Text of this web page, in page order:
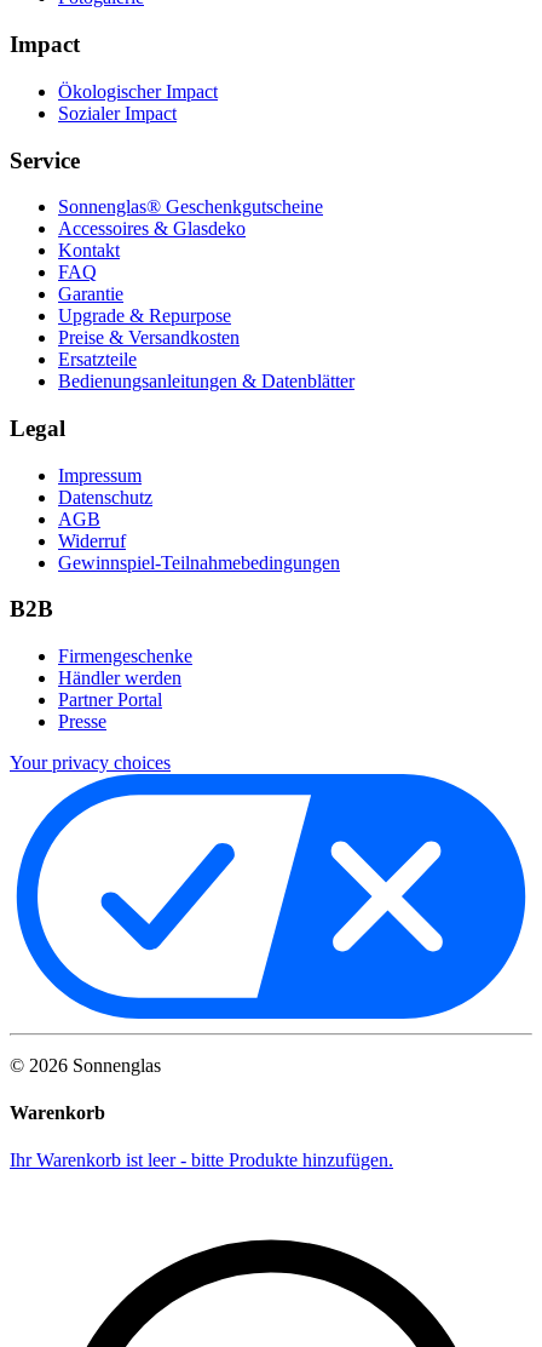
Impact
Ökologischer Impact
Sozialer Impact
Service
Sonnenglas® Geschenkgutscheine
Accessoires & Glasdeko
Kontakt
FAQ
Garantie
Upgrade & Repurpose
Preise & Versandkosten
Ersatzteile
Bedienungsanleitungen & Datenblätter
Legal
Impressum
Datenschutz
AGB
Widerruf
Gewinnspiel-Teilnahmebedingungen
B2B
Firmengeschenke
Händler werden
Partner Portal
Presse
Your privacy choices
© 2026 Sonnenglas
Warenkorb
Ihr Warenkorb ist leer - bitte Produkte hinzufügen.